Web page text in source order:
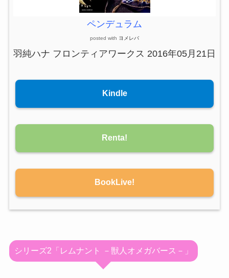
ペンデュラム
posted with ヨメレバ
羽純ハナ フロンティアワークス 2016年05月21日
Kindle
Renta!
BookLive!
シリーズ2「レムナント －獣人オメガバース－」